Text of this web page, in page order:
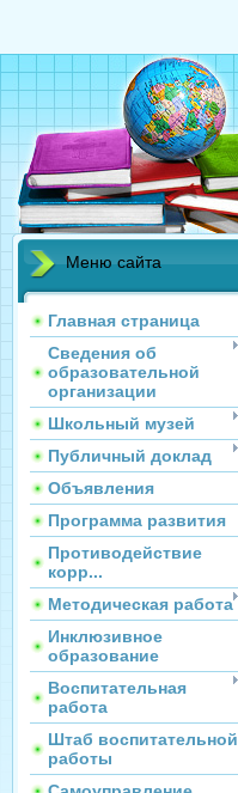
Меню сайта
Главная страница
Сведения об
образовательной
организации
Школьный музей
Публичный доклад
Объявления
Программа развития
Противодействие
корр...
Методическая работа
Инклюзивное
образование
Воспитательная
работа
Штаб воспитательной
работы